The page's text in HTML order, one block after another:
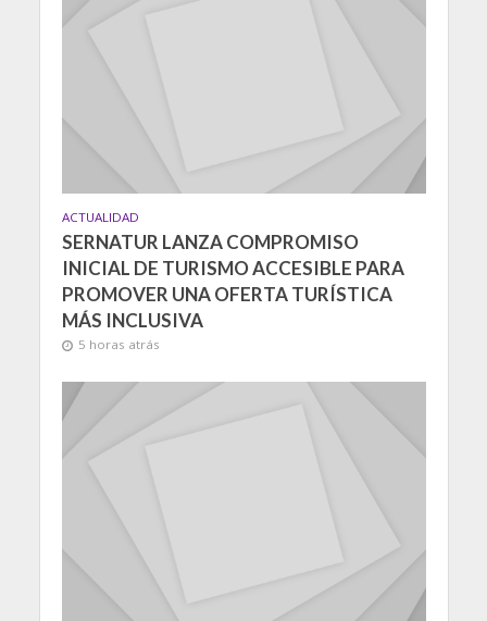
ACTUALIDAD
SERNATUR LANZA COMPROMISO
INICIAL DE TURISMO ACCESIBLE PARA
PROMOVER UNA OFERTA TURÍSTICA
MÁS INCLUSIVA
5 horas atrás